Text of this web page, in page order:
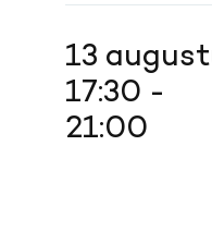
13
17:30 -
21:00